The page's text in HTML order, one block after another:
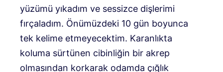
yüzümü yıkadım ve sessizce dişlerimi
fırçaladım. Önümüzdeki 10 gün boyunca
tek kelime etmeyecektim. Karanlıkta
koluma sürtünen cibinliğin bir akrep
olmasından korkarak odamda çığlık